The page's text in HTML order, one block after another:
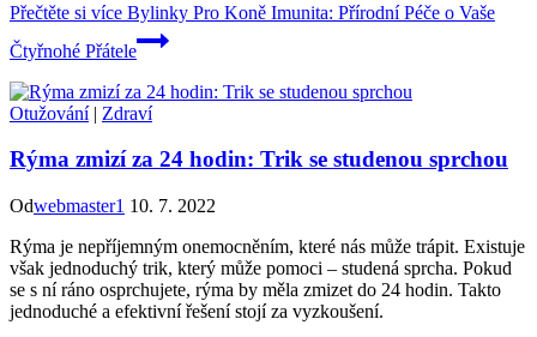
Přečtěte si více Bylinky Pro Koně Imunita: Přírodní Péče o Vaše
Čtyřnohé Přátele
Otužování| Zdraví
Rýma zmizí za 24 hodin: Trik se studenou sprchou
Odwebmaster1 10. 7. 2022
Rýma je nepříjemným onemocněním, které nás může trápit. Existuje
však jednoduchý trik, který může pomoci – studená sprcha. Pokud
se s ní ráno osprchujete, rýma by měla zmizet do 24 hodin. Takto
jednoduché a efektivní řešení stojí za vyzkoušení.